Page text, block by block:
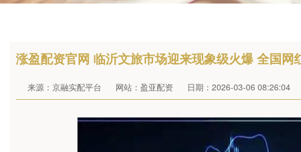
涨盈配资官网 临沂文旅市场迎来现象级火爆 全国网
来源：京融实配平台 网站：盈亚配资 日期：2026-03-06 08:26:04